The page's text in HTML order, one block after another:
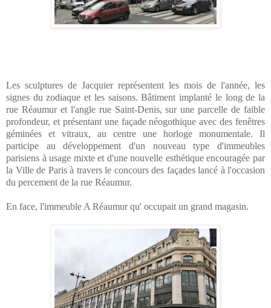
Les sculptures de Jacquier représentent les mois de l'année, les
signes du zodiaque et les saisons. Bâtiment implanté le long de la
rue Réaumur et l'angle rue Saint-Denis, sur une parcelle de faible
profondeur, et présentant une façade néogothique avec des fenêtres
géminées et vitraux, au centre une horloge monumentale. Il
participe au développement d'un nouveau type d'immeubles
parisiens à usage mixte et d'une nouvelle esthétique encouragée par
la Ville de Paris à travers le concours des façades lancé à l'occasion
du percement de la rue Réaumur.
En face, l'immeuble A Réaumur qu' occupait un grand magasin.